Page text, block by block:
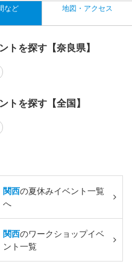
など 地図・アクセス
トを探す【奈良県】
トを探す【全国】
関西の夏休みイベント一覧
へ
関西のワークショップイベ
ント一覧